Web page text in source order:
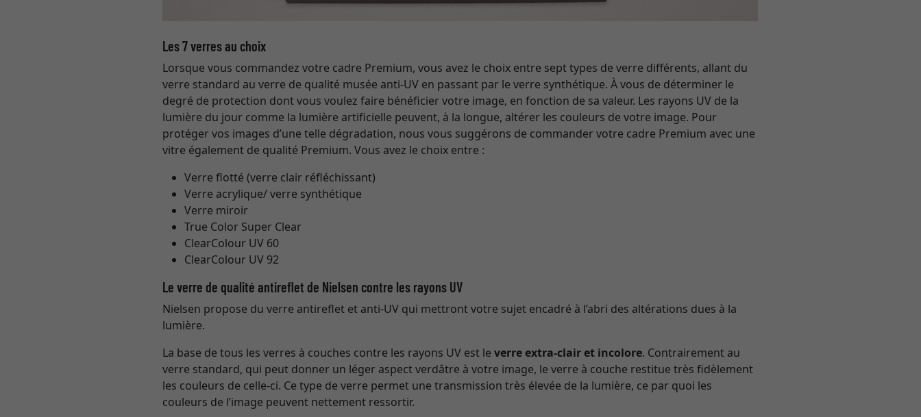
Les 7 verres au choix
Lorsque vous commandez votre cadre Premium, vous avez le choix entre sept types de verre différents, allant du
verre standard au verre de qualité musée anti-UV en passant par le verre synthétique. À vous de déterminer le
degré de protection dont vous voulez faire bénéficier votre image, en fonction de sa valeur. Les rayons UV de la
lumière du jour comme la lumière artificielle peuvent, à la longue, altérer les couleurs de votre image. Pour
protéger vos images d’une telle dégradation, nous vous suggérons de commander votre cadre Premium avec une
vitre également de qualité Premium. Vous avez le choix entre :
Verre flotté (verre clair réfléchissant)
Verre acrylique/ verre synthétique
Verre miroir
True Color Super Clear
ClearColour UV 60
ClearColour UV 92
Le verre de qualité antireflet de Nielsen contre les rayons UV
Nielsen propose du verre antireflet et anti-UV qui mettront votre sujet encadré à l’abri des altérations dues à la
lumière.
La base de tous les verres à couches contre les rayons UV est leverre extra-clair et incolore. Contrairement au
verre standard, qui peut donner un léger aspect verdâtre à votre image, le verre à couche restitue très fidèlement
les couleurs de celle-ci. Ce type de verre permet une transmission très élevée de la lumière, ce par quoi les
couleurs de l’image peuvent nettement ressortir.